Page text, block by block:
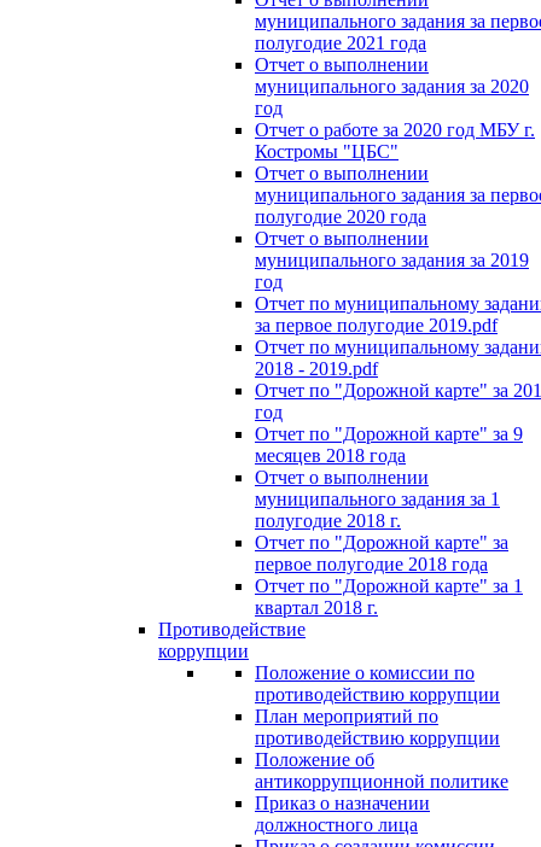
муниципального задания за
полугодие 2021 года
Отчет о выполнении
муниципального задания за 2020
год
Отчет о работе за 2020 год МБУ г.
Костромы "ЦБС"
Отчет о выполнении
муниципального задания за
полугодие 2020 года
Отчет о выполнении
муниципального задания за 2019
год
Отчет по муниципальному
за первое полугодие 2019.pdf
Отчет по муниципальному
2018 - 2019.pdf
Отчет по "Дорожной карте" за
год
Отчет по "Дорожной карте" за 9
месяцев 2018 года
Отчет о выполнении
муниципального задания за 1
полугодие 2018 г.
Отчет по "Дорожной карте" за
первое полугодие 2018 года
Отчет по "Дорожной карте" за 1
квартал 2018 г.
Противодействие
коррупции
Положение о комиссии по
противодействию коррупции
План мероприятий по
противодействию коррупции
Положение об
антикоррупционной политике
Приказ о назначении
должностного лица